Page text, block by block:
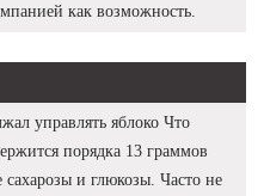
как возможность.
управлять яблоко Что
порядка 13 граммов
сахарозы и глюкозы. Часто не